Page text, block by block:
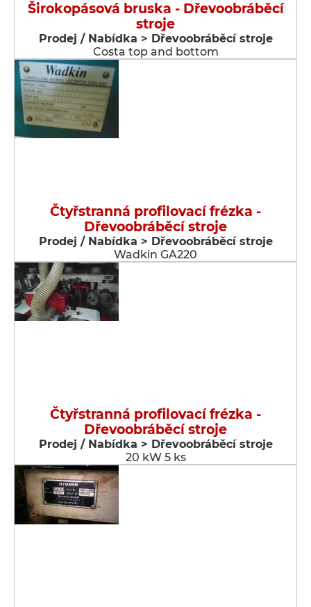
Širokopásová bruska - Dřevoobráběcí
stroje
Prodej / Nabídka > Dřevoobráběcí stroje
Costa top and bottom
Čtyřstranná profilovací frézka -
Dřevoobráběcí stroje
Prodej / Nabídka > Dřevoobráběcí stroje
Wadkin GA220
Čtyřstranná profilovací frézka -
Dřevoobráběcí stroje
Prodej / Nabídka > Dřevoobráběcí stroje
20 kW 5 ks